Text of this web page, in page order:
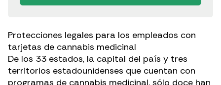
Protecciones legales para los empleados con
tarjetas de cannabis medicinal
De los 33 estados, la capital del país y tres
territorios estadounidenses que cuentan con
programas de cannabis medicinal, sólo doce han